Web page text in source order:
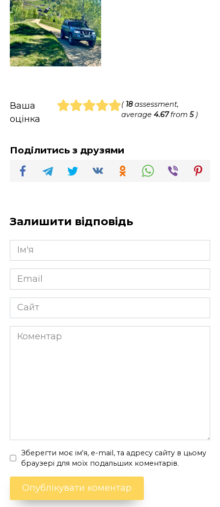
Ваша
оцінка
( 18assessment,
average4.67from5)
Поділитись з друзями
Залишити відповідь
Ім'я
*
Email
*
Сайт
Коментар
Зберегти моє ім'я, e-mail, та адресу сайту в цьому
браузері для моїх подальших коментарів.